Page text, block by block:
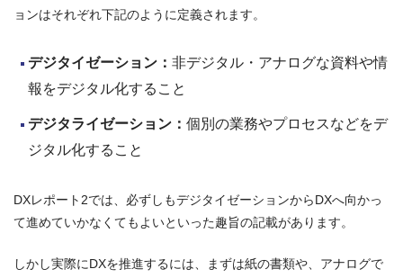
ョンはそれぞれ下記のように定義されます。
デジタイゼーション： 非デジタル・アナログな資料や情
報をデジタル化すること
デジタライゼーション： 個別の業務やプロセスなどをデ
ジタル化すること
DXレポート2では、必ずしもデジタイゼーションからDXへ向かっ
て進めていかなくてもよいといった趣旨の記載があります。
しかし実際にDXを推進するには、まずは紙の書類や、アナログで